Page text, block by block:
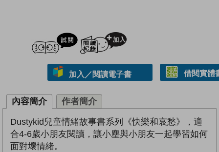
試閲
加入／閱讀電子書 借閱實體
內容簡介 作者簡介
Dustykid兒童情緒故事書系列《快樂和哀愁》，適
合4-6歲小朋友閱讀，讓小塵與小朋友一起學習如何
面對壞情緒。